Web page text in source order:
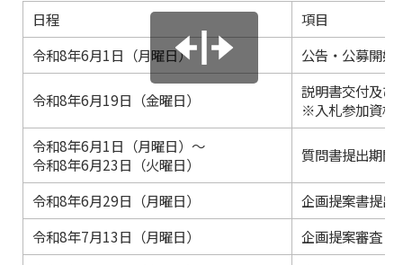
日程
項目
令和8年6月1日（月曜日）
公告・公募開始
令和8年6月19日（金曜日）
説明書交付及び
※入札参加資格
令和8年6月1日（月曜日）～
令和8年6月23日（火曜日）
質問書提出期間
令和8年6月29日（月曜日）
企画提案書提出
令和8年7月13日（月曜日）
企画提案審査